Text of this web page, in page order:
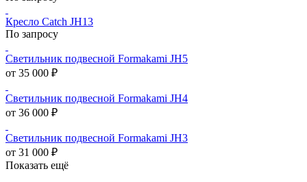
Кресло Catch JH13
По запросу
Светильник подвесной Formakami JH5
от 35 000 ₽
Светильник подвесной Formakami JH4
от 36 000 ₽
Светильник подвесной Formakami JH3
от 31 000 ₽
Показать ещё